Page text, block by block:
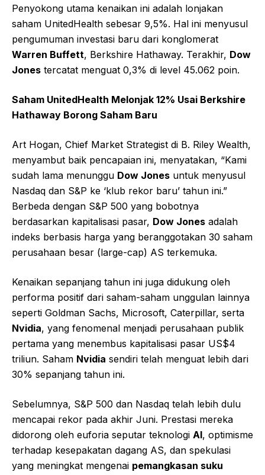
Penyokong utama kenaikan ini adalah lonjakan
saham UnitedHealth sebesar 9,5%. Hal ini menyusul
pengumuman investasi baru dari konglomerat
Warren Buffett, Berkshire Hathaway. Terakhir, Dow
Jones tercatat menguat 0,3% di level 45.062 poin.
Saham UnitedHealth Melonjak 12% Usai Berkshire
Hathaway Borong Saham Baru
Art Hogan, Chief Market Strategist di B. Riley Wealth,
menyambut baik pencapaian ini, menyatakan, “Kami
sudah lama menunggu Dow Jones untuk menyusul
Nasdaq dan S&P ke ‘klub rekor baru’ tahun ini.”
Berbeda dengan S&P 500 yang bobotnya
berdasarkan kapitalisasi pasar, Dow Jones adalah
indeks berbasis harga yang beranggotakan 30 saham
perusahaan besar (large-cap) AS terkemuka.
Kenaikan sepanjang tahun ini juga didukung oleh
performa positif dari saham-saham unggulan lainnya
seperti Goldman Sachs, Microsoft, Caterpillar, serta
Nvidia, yang fenomenal menjadi perusahaan publik
pertama yang menembus kapitalisasi pasar US$4
triliun. Saham Nvidia sendiri telah menguat lebih dari
30% sepanjang tahun ini.
Sebelumnya, S&P 500 dan Nasdaq telah lebih dulu
mencapai rekor pada akhir Juni. Prestasi mereka
didorong oleh euforia seputar teknologi AI, optimisme
terhadap kesepakatan dagang AS, dan spekulasi
yang meningkat mengenai pemangkasan suku